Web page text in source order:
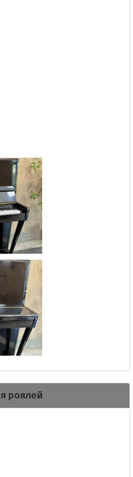
роялей